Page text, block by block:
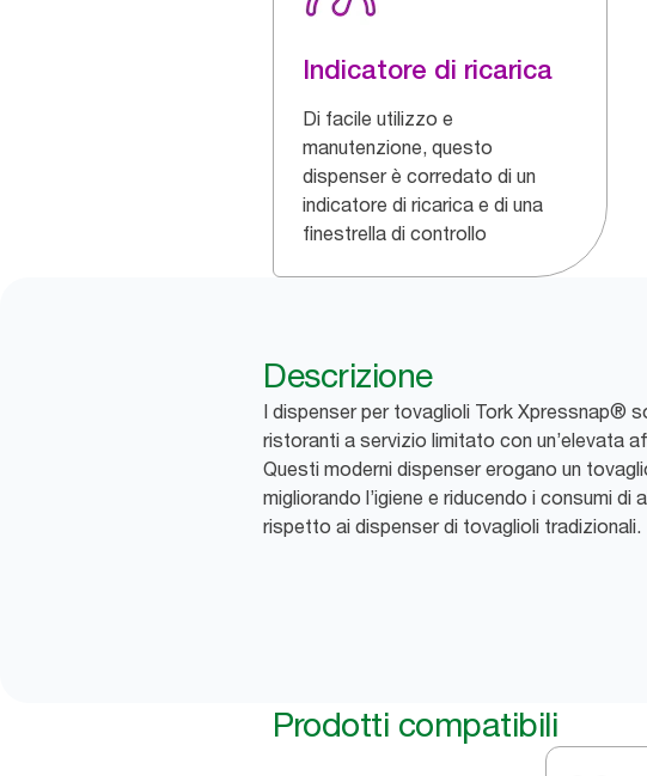
Indicatore di ricarica
Di facile utilizzo e
manutenzione, questo
dispenser è corredato di un
indicatore di ricarica e di una
finestrella di controllo
Descrizione
I dispenser per tovaglioli Tork Xpressnap®
ristoranti a servizio limitato con un’elevata
Questi moderni dispenser erogano un
migliorando l’igiene e riducendo i consumi di
rispetto ai dispenser di tovaglioli tradizionali.
Prodotti compatibili